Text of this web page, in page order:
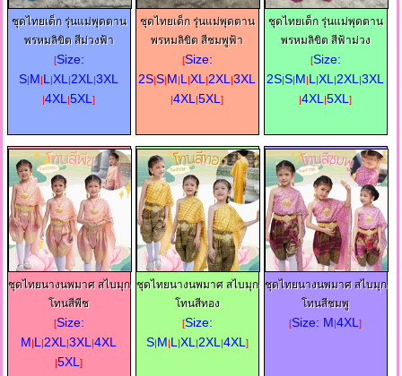
ชุดไทยเด็ก รุ่นแม่พุดตาน
พรหมลิขิต สีม่วงฟ้า
[Size:
S M L |XL |2XL |3XL
|4XL |5XL]
ชุดไทยเด็ก รุ่นแม่พุดตาน
พรหมลิขิต สีชมพูฟ้า
[Size:
2S |S M L |XL |2XL |3XL
|4XL |5XL]
ชุดไทยเด็ก รุ่นแม่พุดตาน
พรหมลิขิต สีฟ้าม่วง
[Size:
2S |S M L |XL |2XL |3XL
|4XL |5XL]
ชุดไทยนางนพมาศ สไบมุก
โทนสีพีช
[Size:
M L |2XL |3XL |4XL
|5XL]
ชุดไทยนางนพมาศ สไบมุก
โทนสีทอง
[Size:
S| M L| XL| 2XL| 4XL]
ชุดไทยนางนพมาศ สไบมุก
โทนสีชมพู
[Size: M |4XL]